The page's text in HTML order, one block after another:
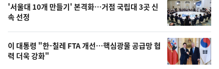
오
늘
의
사
'서울대 10개 만들기' 본격화…거점 국립대 3곳 신
속 선정
이 대통령 "한-칠레 FTA 개선…핵심광물 공급망 협
력 더욱 강화"